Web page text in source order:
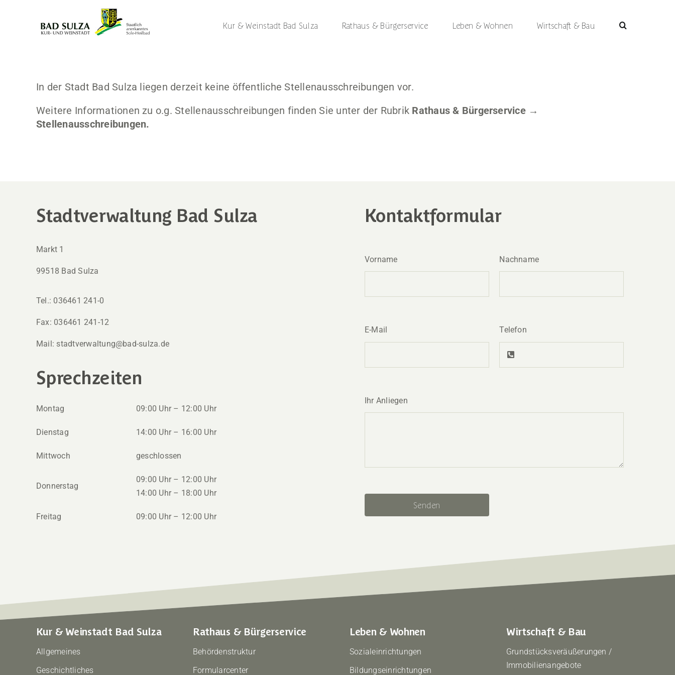
Kur & Weinstadt Bad Sulza Rathaus & Bürgerservice Leben & Wohnen Wirtschaft & Bau
In der Stadt Bad Sulza liegen derzeit keine öffentliche Stellenausschreibungen vor.
Weitere Informationen zu o.g. Stellenausschreibungen finden Sie unter der Rubrik Rathaus & Bürgerservice →
Stellenausschreibungen.
Stadtverwaltung Bad Sulza
Markt 1
99518 Bad Sulza
Tel.: 036461 241-0
Fax: 036461 241-12
Mail: stadtverwaltung@bad-sulza.de
Sprechzeiten
Montag 09:00 Uhr – 12:00 Uhr
Dienstag 14:00 Uhr – 16:00 Uhr
Mittwoch geschlossen
Donnerstag
09:00 Uhr – 12:00 Uhr
14:00 Uhr – 18:00 Uhr
Freitag 09:00 Uhr – 12:00 Uhr
Kontaktformular
Vorname Nachname
E-Mail Telefon
Ihr Anliegen
Senden
Kur & Weinstadt Bad Sulza
Allgemeines
Geschichtliches
Rathaus & Bürgerservice
Behördenstruktur
Formularcenter
Leben & Wohnen
Sozialeinrichtungen
Bildungseinrichtungen
Wirtschaft & Bau
Grundstücksveräußerungen /
Immobilienangebote